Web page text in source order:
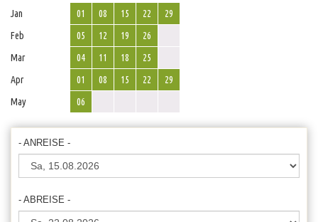
Jan
01 08 15 22
29
Feb
05 12 19
26
Mar
04 11 18
25
Apr
01 08 15 22
29
May
06
- ANREISE -
- ABREISE -